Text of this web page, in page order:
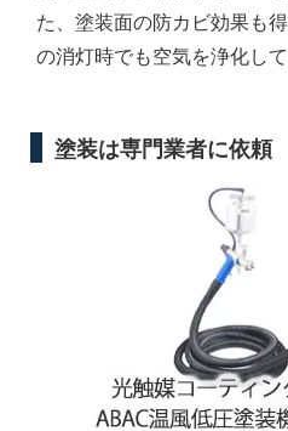
た、塗装面の防カビ効果も
の消灯時でも空気を浄化して
塗装は専門業者に依頼